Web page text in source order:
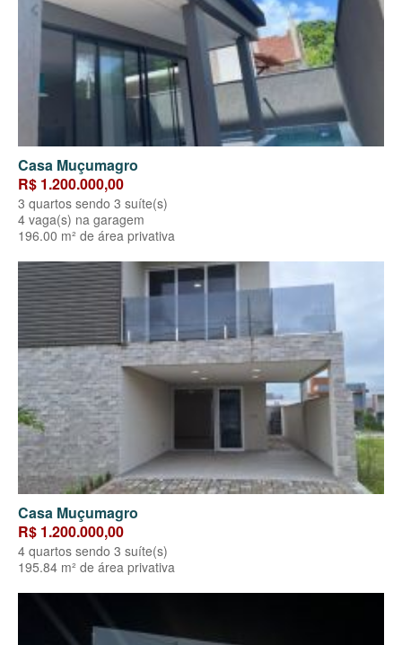
Casa Muçumagro
R$ 1.200.000,00
3 quartos sendo 3 suíte(s)
4 vaga(s) na garagem
196.00 m² de área privativa
Casa Muçumagro
R$ 1.200.000,00
4 quartos sendo 3 suíte(s)
195.84 m² de área privativa